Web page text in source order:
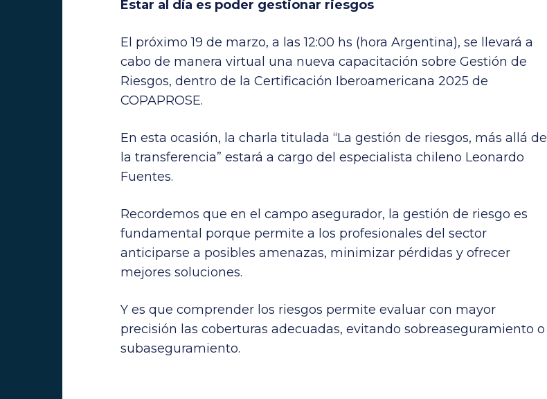
Estar al día es poder gestionar riesgos
El próximo 19 de marzo, a las 12:00 hs (hora Argentina), se llevará a
cabo de manera virtual una nueva capacitación sobre Gestión de
Riesgos, dentro de la Certificación Iberoamericana 2025 de
COPAPROSE.
En esta ocasión, la charla titulada “La gestión de riesgos, más allá de
la transferencia” estará a cargo del especialista chileno Leonardo
Fuentes.
Recordemos que en el campo asegurador, la gestión de riesgo es
fundamental porque permite a los profesionales del sector
anticiparse a posibles amenazas, minimizar pérdidas y ofrecer
mejores soluciones.
Y es que comprender los riesgos permite evaluar con mayor
precisión las coberturas adecuadas, evitando sobreaseguramiento o
subaseguramiento.